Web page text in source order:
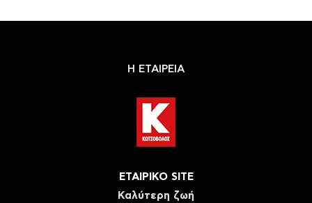
Η ΕΤΑΙΡΕΙΑ
ΕΤΑΙΡΙΚΟ SITE
Καλύτερη ζωή